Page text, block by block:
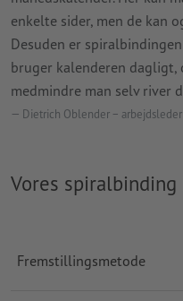
enkelte sider, men de kan
Desuden er
bruger kalenderen dagligt,
medmindre man selv river
Dietrich Oblender –
Vores
Fremstillingsmetode